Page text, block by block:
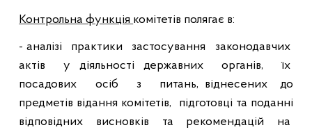
Контрольна функція комітетів полягає в:
- аналізі практики застосування
законодавчих
актів
у діяльності державних органів,
їх
посадових
осіб з питань, віднесених
до
предметів відання комітетів,
підготовці та поданні
відповідних висновків та рекомендацій на